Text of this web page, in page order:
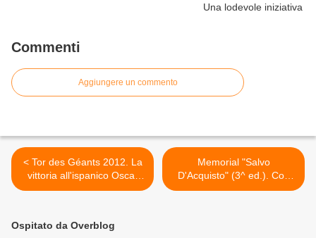
Commenti
Aggiungere un commento
< Tor des Géants 2012. La
vittoria all'ispanico Oscar
Perez e all'italiana
Memorial "Salvo
D'Acquisto" (3^ ed.). Con
Elba Rizzo, anche l'arte
Ospitato da Overblog